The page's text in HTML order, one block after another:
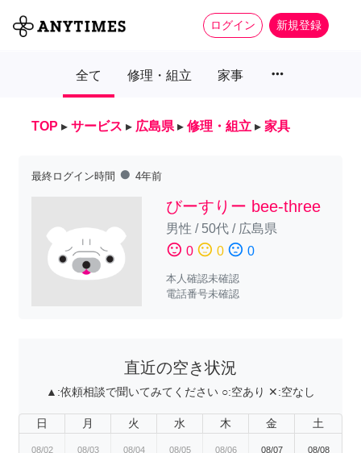
ログイン 新規登録
全て 修理・組立 家事 more_horiz
TOP ▸ サービス ▸ 広島県 ▸ 修理・組立 ▸ 家具
最終ログイン時間 fiber_manual_record 4年前
びーすりー bee-three
男性 / 50代/ 広島県
sentiment_satisfied 0 sentiment_neutral 0 sentiment_dissatisfied 0
本人確認未確認
電話番号未確認
直近の空き状況
▲:依頼相談で聞いてみてください ○:空あり ✕:空なし
日 月 火 水 木 金 土
08/02 08/03 08/04 08/05 08/06 08/07 08/08